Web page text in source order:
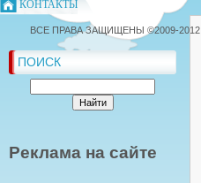
КОНТАКТЫ
ПОИСК
Реклама на сайте
ВСЕ ПРАВА ЗАЩИЩЕНЫ ©2009-2012